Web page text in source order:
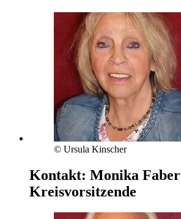
© Ursula Kinscher
Kontakt: Monika Faber
Kreisvorsitzende